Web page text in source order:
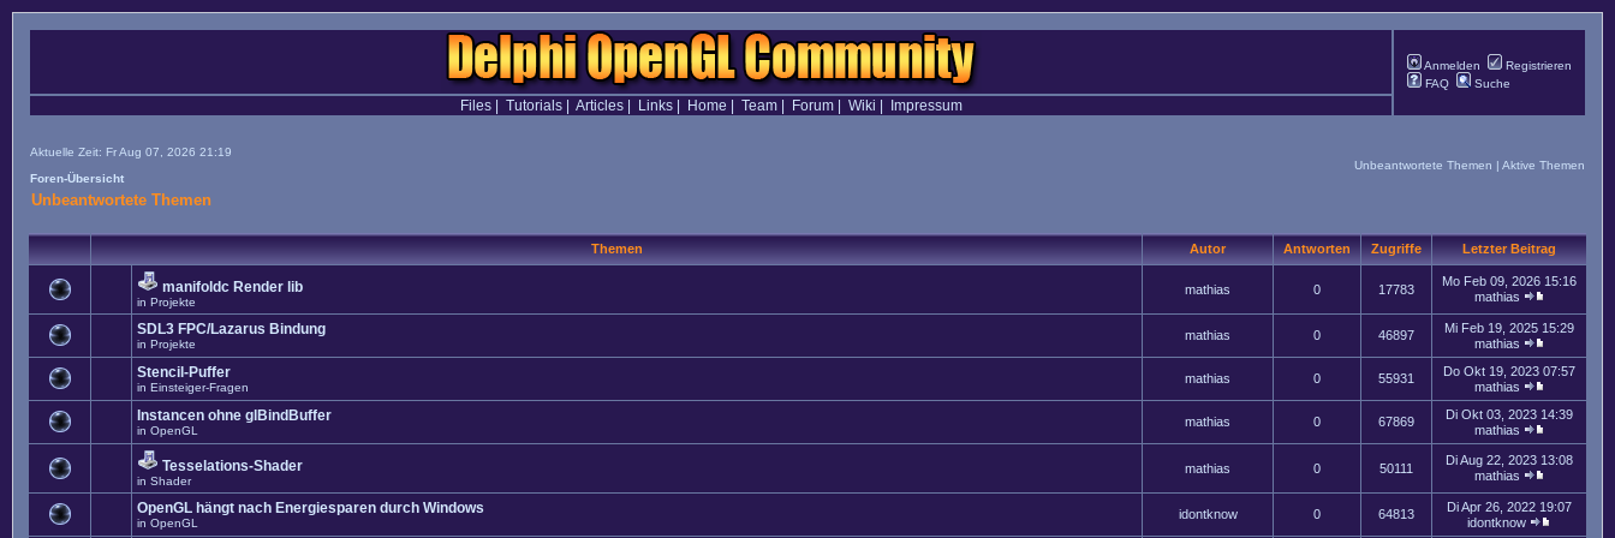
Anmelden
Registrieren
FAQ
Suche
Files| Tutorials| Articles| Links| Home Team| Forum| Wiki Impressum
Aktuelle Zeit: Fr Aug 07, 2026 21:19
Foren-Übersicht
Unbeantwortete Themen | Aktive Themen
Unbeantwortete Themen
Themen Autor Antworten Zugriffe Letzter Beitrag
manifoldc Render lib
in Projekte
mathias 0 17783
Mo Feb 09, 2026 15:16
mathias
SDL3 FPC/Lazarus Bindung
in Projekte
mathias 0 46897
Mi Feb 19, 2025 15:29
mathias
Stencil-Puffer
in Einsteiger-Fragen
mathias 0 55931
Do Okt 19, 2023 07:57
mathias
Instancen ohne glBindBuffer
in OpenGL
mathias 0 67869
Di Okt 03, 2023 14:39
mathias
Tesselations-Shader
in Shader
mathias 0 50111
Di Aug 22, 2023 13:08
mathias
OpenGL hängt nach Energiesparen durch Windows
in OpenGL
idontknow 0 64813
Di Apr 26, 2022 19:07
idontknow